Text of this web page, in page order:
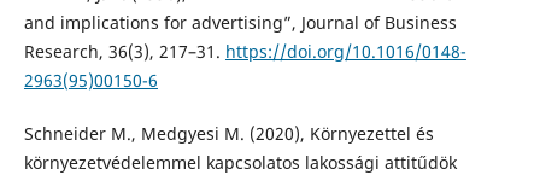
and implications for advertising”, Journal of Business
Research, 36(3), 217–31. https://doi.org/10.1016/0148-
2963(95)00150-6
Schneider M., Medgyesi M. (2020), Környezettel és
környezetvédelemmel kapcsolatos lakossági attitűdök